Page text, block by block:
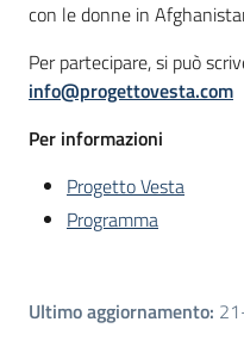
con le donne in
Per partecipare, si può
info@progettovesta.com
Per informazioni
Progetto Vesta
Programma
Ultimo aggiornamento: